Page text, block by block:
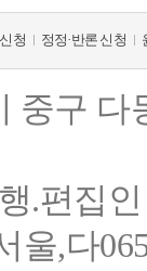
청 정정·반론 신청
중구
.편집
울,다